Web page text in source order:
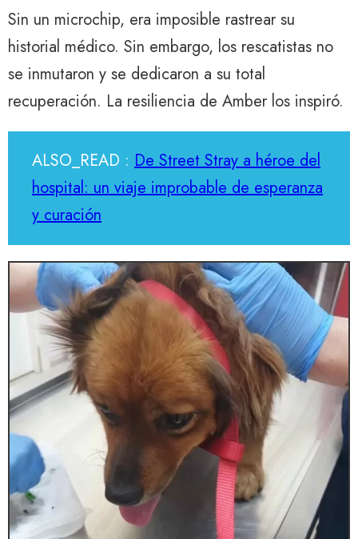
Sin un microchip, era imposible rastrear su
historial médico. Sin embargo, los rescatistas no
se inmutaron y se dedicaron a su total
recuperación. La resiliencia de Amber los inspiró.
ALSO_READ : De Street Stray a héroe del
hospital: un viaje improbable de esperanza
y curación